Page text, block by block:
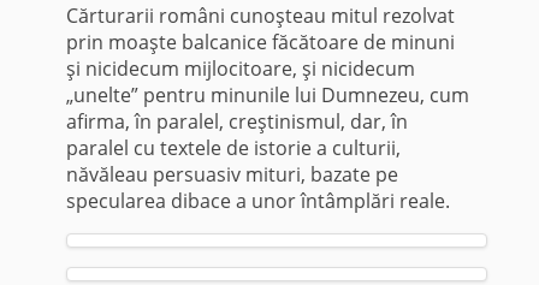
Cărturarii români cunoşteau mitul rezolvat
prin moaşte balcanice făcătoare de minuni
şi nicidecum mijlocitoare, şi nicidecum
„unelte” pentru minunile lui Dumnezeu, cum
afirma, în paralel, creştinismul, dar, în
paralel cu textele de istorie a culturii,
năvăleau persuasiv mituri, bazate pe
specularea dibace a unor întâmplări reale.